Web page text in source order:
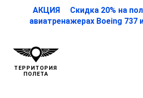
АКЦИЯ Скидка 20% на
авиатренажерах Boeing 737
ТЕРРИТОРИЯ
ПОЛЕТА